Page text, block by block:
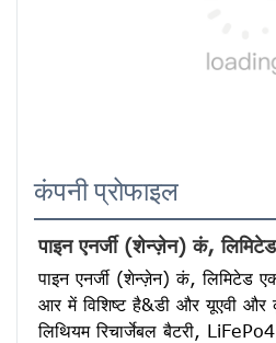
कंपनी प्रोफाइल
पाइन एनर्जी (शेन्ज़ेन) कं,
पाइन एनर्जी (शेन्ज़ेन) कं, लिमिटेड
आर में विशिष्ट है&डी और यूएवी और
लिथियम रिचार्जेबल बैटरी,